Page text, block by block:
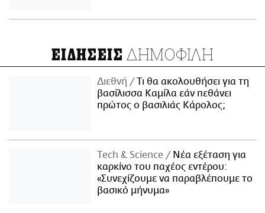
ΕΙΔΗΣΕΙΣ ΔΗΜΟΦΙΛΗ
Διεθνή
Τι θα ακολουθήσει για τη
βασίλισσα Καμίλα εάν πεθάνει
πρώτος ο βασιλιάς Κάρολος;
Τech & Science
Νέα εξέταση για
καρκίνο του παχέος εντέρου:
«Συνεχίζουμε να παραβλέπουμε το
βασικό μήνυμα»